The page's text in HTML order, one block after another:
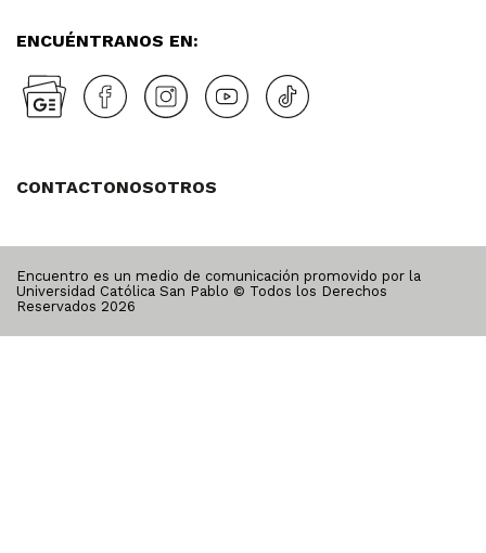
ENCUÉNTRANOS EN:
CONTACTONOSOTROS
Encuentro es un medio de comunicación promovido por la
Universidad Católica San Pablo © Todos los Derechos
Reservados 2026